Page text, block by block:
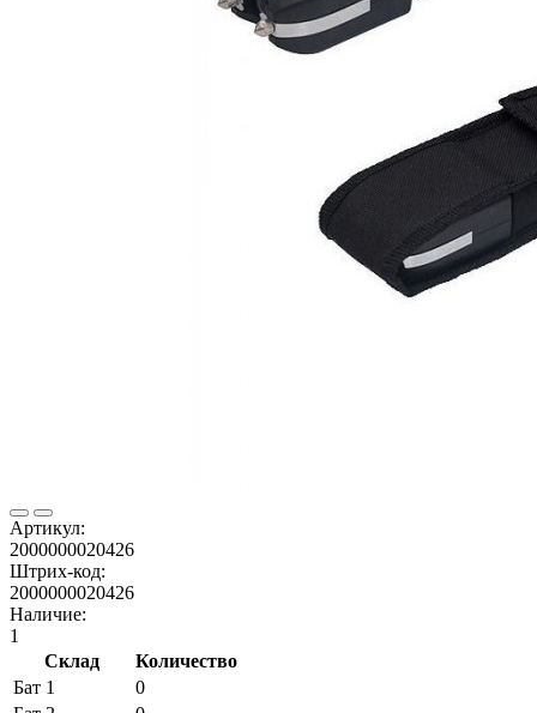
Артикул:
2000000020426
Штрих-код:
2000000020426
Наличие:
1
Склад
Количество
Бат 1
0